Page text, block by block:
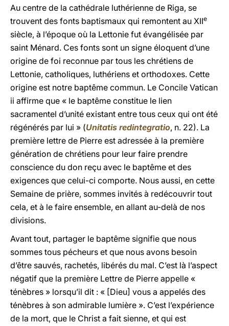
Au centre de la cathédrale luthérienne de Riga, se
trouvent des fonts baptismaux qui remontent au XIIe
siècle, à l’époque où la Lettonie fut évangélisée par
saint Ménard. Ces fonts sont un signe éloquent d’une
origine de foi reconnue par tous les chrétiens de
Lettonie, catholiques, luthériens et orthodoxes. Cette
origine est notre baptême commun. Le Concile Vatican
ii affirme que « le baptême constitue le lien
sacramentel d’unité existant entre tous ceux qui ont été
régénérés par lui » (Unitatis redintegratio, n. 22). La
première lettre de Pierre est adressée à la première
génération de chrétiens pour leur faire prendre
conscience du don reçu avec le baptême et des
exigences que celui-ci comporte. Nous aussi, en cette
Semaine de prière, sommes invités à redécouvrir tout
cela, et à le faire ensemble, en allant au-delà de nos
divisions.
Avant tout, partager le baptême signifie que nous
sommes tous pécheurs et que nous avons besoin
d’être sauvés, rachetés, libérés du mal. C’est là l’aspect
négatif que la première Lettre de Pierre appelle «
ténèbres » lorsqu’il dit : « [Dieu] vous a appelés des
ténèbres à son admirable lumière ». C’est l’expérience
de la mort, que le Christ a fait sienne, et qui est